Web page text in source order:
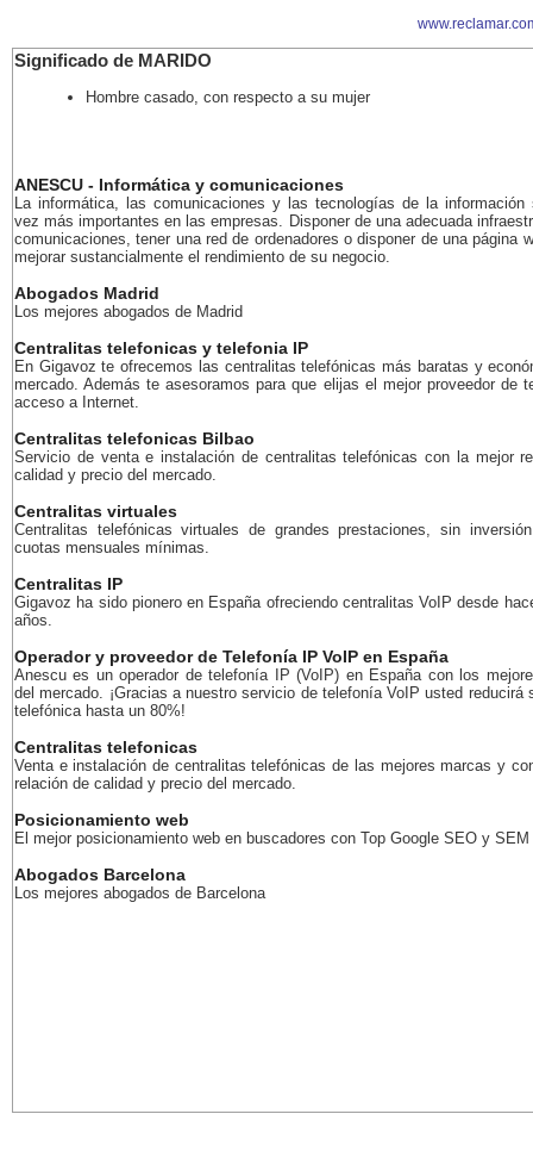
Significado de MARIDO
Hombre casado, con respecto a su mujer
ANESCU - Informática y comunicaciones
La informática, las comunicaciones y las tecnologías de la información
vez más importantes en las empresas. Disponer de una adecuada
comunicaciones, tener una red de ordenadores o disponer de una página
mejorar sustancialmente el rendimiento de su negocio.
Abogados Madrid
Los mejores abogados de Madrid
Centralitas telefonicas y telefonia IP
En Gigavoz te ofrecemos las centralitas telefónicas más baratas y
mercado. Además te asesoramos para que elijas el mejor proveedor de
acceso a Internet.
Centralitas telefonicas Bilbao
Servicio de venta e instalación de centralitas telefónicas con la mejor
calidad y precio del mercado.
Centralitas virtuales
Centralitas telefónicas virtuales de grandes prestaciones, sin
cuotas mensuales mínimas.
Centralitas IP
Gigavoz ha sido pionero en España ofreciendo centralitas VoIP desde
años.
Operador y proveedor de Telefonía IP VoIP en España
Anescu es un operador de telefonía IP (VoIP) en España con los
del mercado. ¡Gracias a nuestro servicio de telefonía VoIP usted reducirá
telefónica hasta un 80%!
Centralitas telefonicas
Venta e instalación de centralitas telefónicas de las mejores marcas y
relación de calidad y precio del mercado.
Posicionamiento web
El mejor posicionamiento web en buscadores con Top Google SEO y SEM
Abogados Barcelona
Los mejores abogados de Barcelona